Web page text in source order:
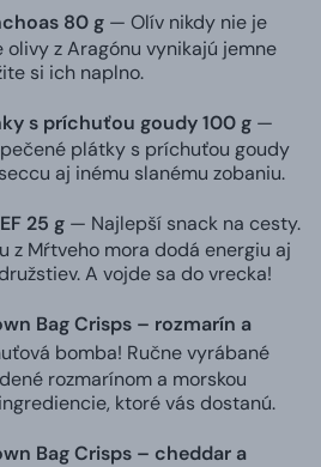
80 g — Olív nikdy nie je
z Aragónu vynikajú jemne
si ich naplno.
s príchuťou goudy 100 g —
plátky s príchuťou goudy
aj inému slanému zobaniu.
25 g — Najlepší snack na cesty.
z Mŕtveho mora dodá energiu aj
A vojde sa do vrecka!
Bag Crisps – rozmarín a
bomba! Ručne vyrábané
rozmarínom a morskou
ktoré vás dostanú.
Bag Crisps – cheddar a